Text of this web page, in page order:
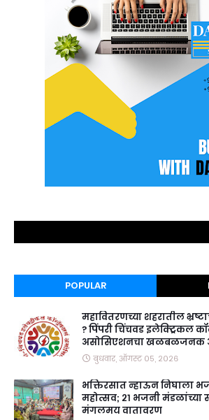
POPULAR
महावितरणच्या शहरातील
? पिंपरी चिंचवड इलेक्ट्रिकल
असोसिएशनचा खळबळजनक
बुधवार, ऑगस्ट ०५, २०२६
भक्तिरसात न्हाऊन निघाला
महोत्सव; २१ भजनी
मंगलमय वातावरण